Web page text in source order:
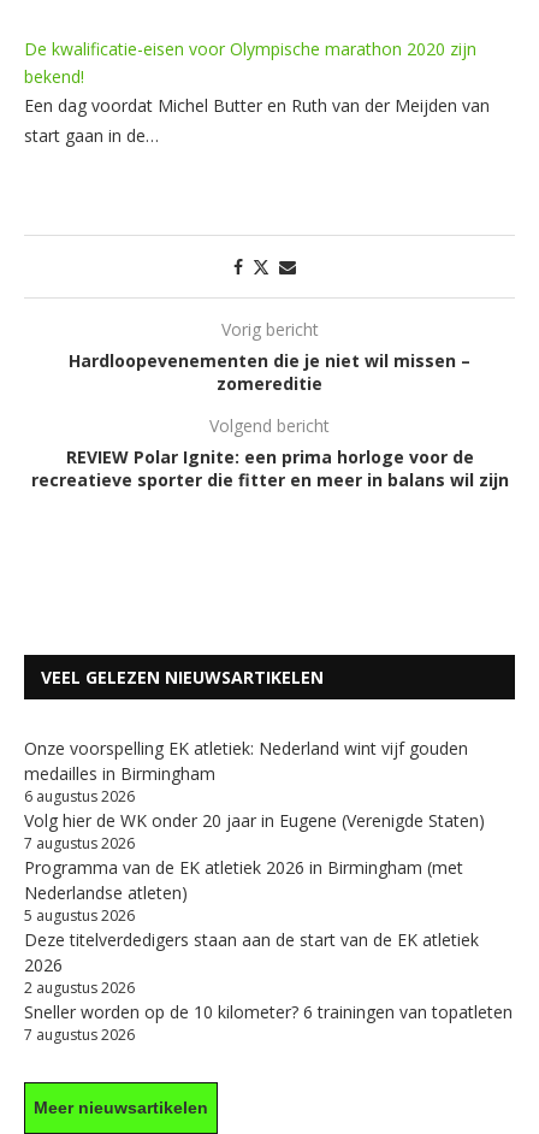
De kwalificatie-eisen voor Olympische marathon 2020 zijn
bekend!
Een dag voordat Michel Butter en Ruth van der Meijden van
start gaan in de…
Vorig bericht
Hardloopevenementen die je niet wil missen –
zomereditie
Volgend bericht
REVIEW Polar Ignite: een prima horloge voor de
recreatieve sporter die fitter en meer in balans wil zijn
VEEL GELEZEN NIEUWSARTIKELEN
Onze voorspelling EK atletiek: Nederland wint vijf gouden
medailles in Birmingham
6 augustus 2026
Volg hier de WK onder 20 jaar in Eugene (Verenigde Staten)
7 augustus 2026
Programma van de EK atletiek 2026 in Birmingham (met
Nederlandse atleten)
5 augustus 2026
Deze titelverdedigers staan aan de start van de EK atletiek
2026
2 augustus 2026
Sneller worden op de 10 kilometer? 6 trainingen van topatleten
7 augustus 2026
Meer nieuwsartikelen